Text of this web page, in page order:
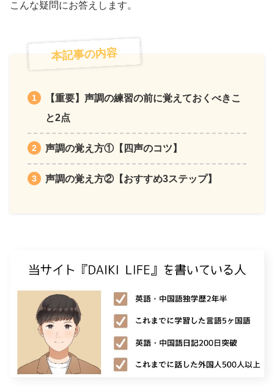
こんな疑問にお答えします。
本記事の内容
【重要】声調の練習の前に覚えておくべきこ
と2点
声調の覚え方①【四声のコツ】
声調の覚え方②【おすすめ3ステップ】